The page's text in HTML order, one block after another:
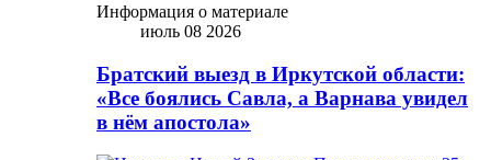
Информация о материале
июль 08 2026
Братский выезд в Иркутской области:
«Все боялись Савла, а Варнава увидел
в нём апостола»